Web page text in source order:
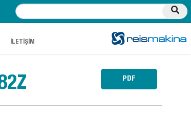
İLETİŞİM
PDF